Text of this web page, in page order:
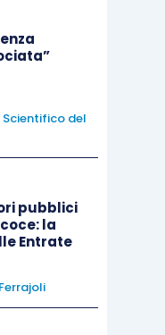
del MEF
di esenzione
tributario più
a coprire le
anche per lui
del
pubblici
la
Entrate